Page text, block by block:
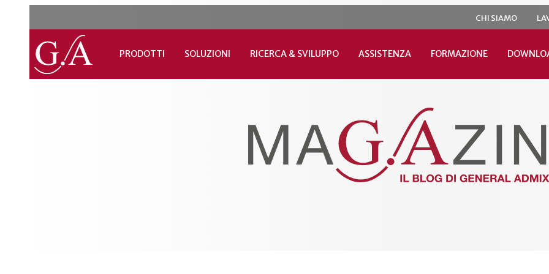
CHI SIAMO
PRODOTTI SOLUZIONI RICERCA & SVILUPPO ASSISTENZA FORMAZIONE